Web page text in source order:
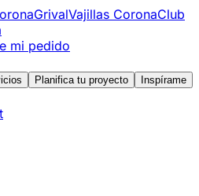
GrivalVajillas CoronaClub
mi pedido
Planifica tu proyecto
Inspírame